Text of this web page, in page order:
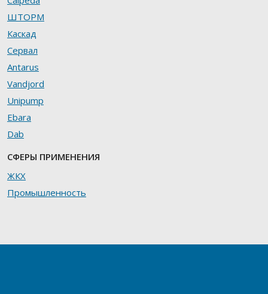
ШТОРМ
Каскад
Сервал
Antarus
Vandjord
Unipump
Ebara
Dab
СФЕРЫ ПРИМЕНЕНИЯ
ЖКХ
Промышленность